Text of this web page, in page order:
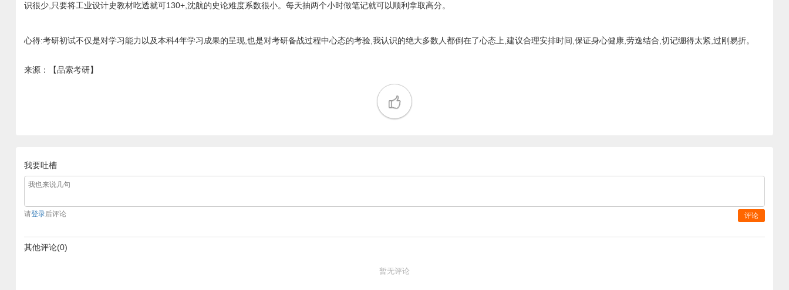
识很少,只要将工业设计史教材吃透就可130+,沈航的史论难度系数很小。每天抽两个小时做笔记就可以顺利拿取高分。
心得:考研初试不仅是对学习能力以及本科4年学习成果的呈现,也是对考研备战过程中心态的考验,我认识的绝大多数人都倒在了心态上,建议合理安排时间,保证身心健康,劳逸结合,切记绷得太紧,过刚易折。
来源：【品索考研】
我要吐槽
请登录后评论 评论
其他评论(0)
暂无评论